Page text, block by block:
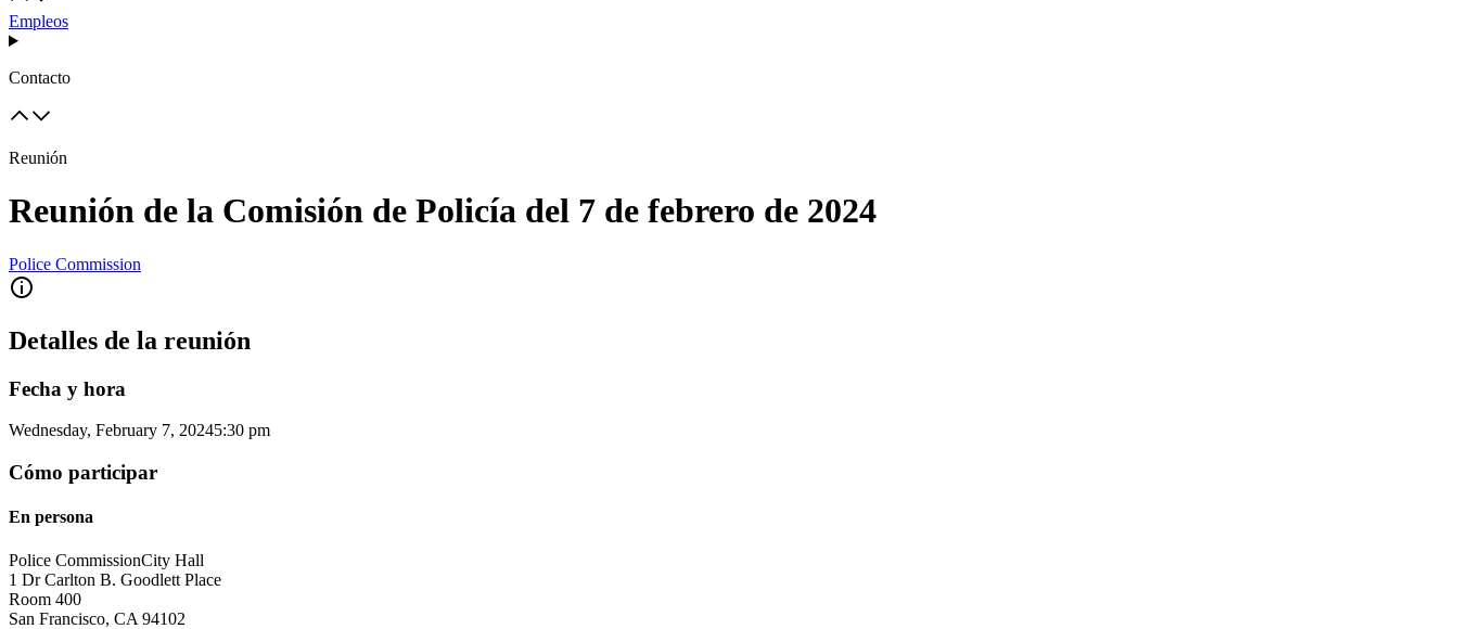
Empleos
Contacto
Reunión
Reunión de la Comisión de Policía del 7 de febrero de 2024
Police Commission
Detalles de la reunión
Fecha y hora
Wednesday, February 7, 20245:30 pm
Cómo participar
En persona
Police CommissionCity Hall
1 Dr Carlton B. Goodlett Place
Room 400
San Francisco, CA 94102